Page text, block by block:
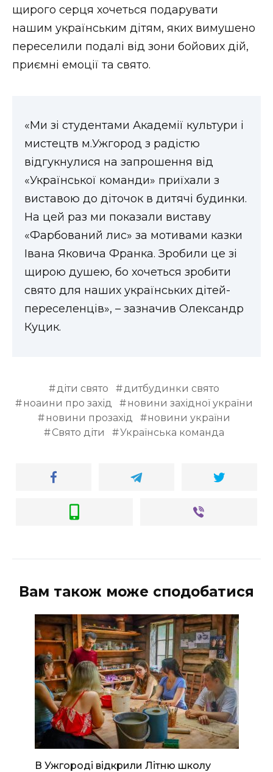
щирого серця хочеться подарувати
нашим українським дітям, яких вимушено
переселили подалі від зони бойових дій,
приємні емоції та свято.
«Ми зі студентами Академії культури і
мистецтв м.Ужгород з радістю
відгукнулися на запрошення від
«Української команди» приїхали з
виставою до діточок в дитячі будинки.
На цей раз ми показали виставу
«Фарбований лис» за мотивами казки
Івана Яковича Франка. Зробили це зі
щирою душею, бо хочеться зробити
свято для наших українських дітей-
переселенців», – зазначив Олександр
Куцик.
діти свято
дитбудинки свято
ноаини про захід
новини західної україни
новини прозахід
новини україни
Свято діти
Українська команда
Вам також може сподобатися
В Ужгороді відкрили Літню школу